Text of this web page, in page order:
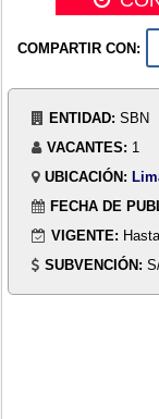
COMPARTIR CON:
ENTIDAD: SBN
VACANTES: 1
UBICACIÓN:
FECHA DE
VIGENTE:
SUBVENCIÓN: